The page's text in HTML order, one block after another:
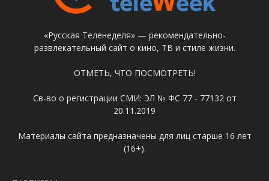
«Русская Теленеделя» — рекомендательно-
развлекательный сайт о кино, ТВ и стиле жизни.
ОТМЕТЬ, ЧТО ПОСМОТРЕТЬ!
Св-во о регистрации СМИ: ЭЛ № ФС 77 - 77132 от
20.11.2019
Материалы сайта предназначены для лиц старше 16 лет
(16+).